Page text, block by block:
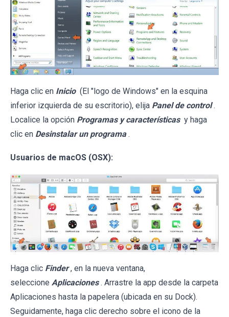
Haga clic en Inicio (El "logo de Windows" en la esquina
inferior izquierda de su escritorio), elija Panel de control .
Localice la opción Programas y características y haga
clic en Desinstalar un programa .
Usuarios de macOS (OSX):
Haga clic Finder , en la nueva ventana,
seleccione Aplicaciones . Arrastre la app desde la carpeta
Aplicaciones hasta la papelera (ubicada en su Dock).
Seguidamente, haga clic derecho sobre el icono de la